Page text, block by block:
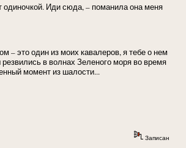
одиночкой. Иди сюда, – поманила она меня
– это один из моих кавалеров, я тебе о нем
в волнах Зеленого моря во время
момент из шалости...
Записан